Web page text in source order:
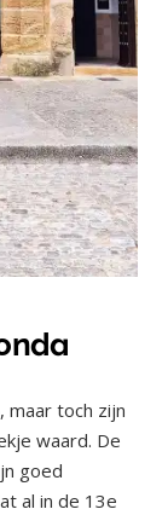
maar toch zijn
waard. De
goed
al in de 13e